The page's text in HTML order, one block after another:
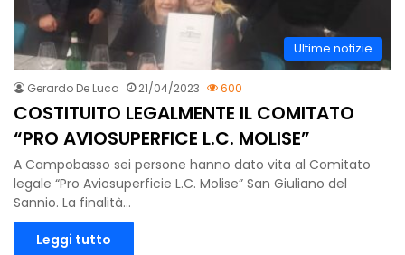
Ultime notizie
Gerardo De Luca 21/04/2023 600
COSTITUITO LEGALMENTE IL COMITATO
“PRO AVIOSUPERFICE L.C. MOLISE”
A Campobasso sei persone hanno dato vita al Comitato
legale “Pro Aviosuperficie L.C. Molise” San Giuliano del
Sannio. La finalità…
Leggi tutto